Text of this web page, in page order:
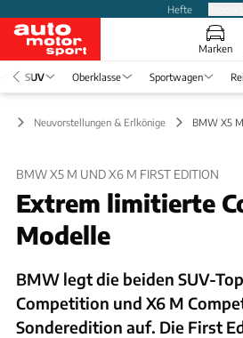
Hefte
Marken
SUV Oberklasse Sportwagen
Neuvorstellungen & Erlkönige BMW X5
BMW X5 M UND X6 M FIRST EDITION
Extrem limitierte
Modelle
BMW legt die beiden SUV-
Competition und X6 M
Sonderedition auf. Die First